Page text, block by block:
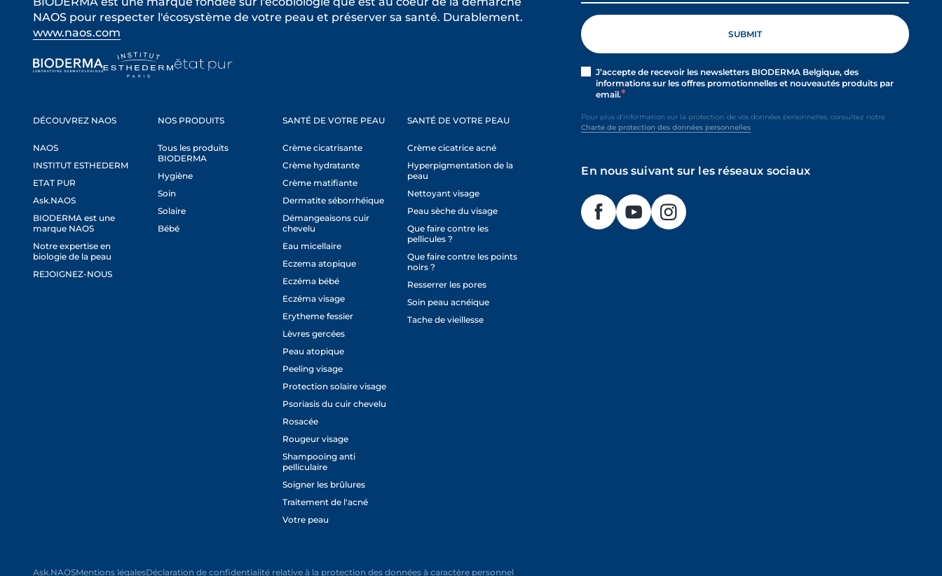
J’accepte de recevoir les newsletters BIODERMA Belgique, des
informations sur les offres promotionnelles et nouveautés produits par
email.
Pour plus d’information sur la protection de vos données personnelles, consultez notre
Charte de protection des données personnelles
En nous suivant sur les réseaux sociaux
NAOS pour respecter l'écosystème de votre peau et préserver sa santé. Durablement.
www.naos.com
DÉCOUVREZ NAOS
NAOS
INSTITUT ESTHEDERM
ETAT PUR
Ask.NAOS
BIODERMA est une
marque NAOS
Notre expertise en
biologie de la peau
REJOIGNEZ-NOUS
NOS PRODUITS
Tous les produits
BIODERMA
Hygiène
Soin
Solaire
Bébé
SANTÉ DE VOTRE PEAU
Crème cicatrisante
Crème hydratante
Crème matifiante
Dermatite séborrhéique
Démangeaisons cuir
chevelu
Eau micellaire
Eczema atopique
Eczéma bébé
Eczéma visage
Erytheme fessier
Lèvres gercées
Peau atopique
Peeling visage
Protection solaire visage
Psoriasis du cuir chevelu
Rosacée
Rougeur visage
Shampooing anti
pelliculaire
Soigner les brûlures
Traitement de l'acné
Votre peau
SANTÉ DE VOTRE PEAU
Crème cicatrice acné
Hyperpigmentation de la
peau
Nettoyant visage
Peau sèche du visage
Que faire contre les
pellicules ?
Que faire contre les points
noirs ?
Resserrer les pores
Soin peau acnéique
Tache de vieillesse
Ask.NAOSMentions légalesDéclaration de confidentialité relative à la protection des données à caractère personnel